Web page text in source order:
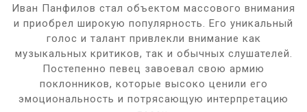
Иван Панфилов стал объектом массового внимания
и приобрел широкую популярность. Его уникальный
голос и талант привлекли внимание как
музыкальных критиков, так и обычных слушателей.
Постепенно певец завоевал свою армию
поклонников, которые высоко ценили его
эмоциональность и потрясающую интерпретацию